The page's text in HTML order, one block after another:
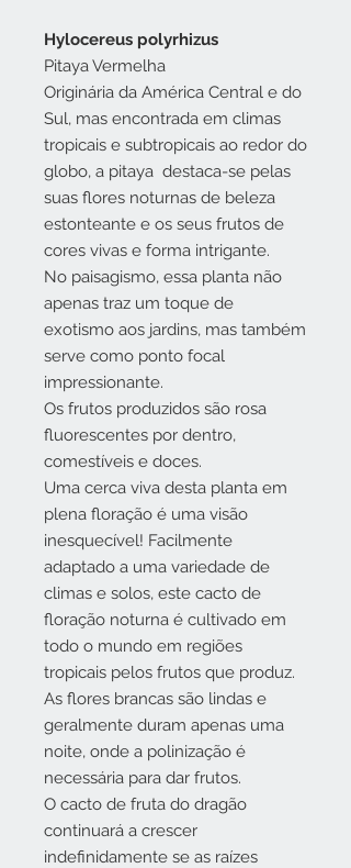
Hylocereus polyrhizus
Pitaya Vermelha
Originária da América Central e do
Sul, mas encontrada em climas
tropicais e subtropicais ao redor do
globo, a pitaya destaca-se pelas
suas flores noturnas de beleza
estonteante e os seus frutos de
cores vivas e forma intrigante.
No paisagismo, essa planta não
apenas traz um toque de
exotismo aos jardins, mas também
serve como ponto focal
impressionante.
Os frutos produzidos são rosa
fluorescentes por dentro,
comestíveis e doces.
Uma cerca viva desta planta em
plena floração é uma visão
inesquecível! Facilmente
adaptado a uma variedade de
climas e solos, este cacto de
floração noturna é cultivado em
todo o mundo em regiões
tropicais pelos frutos que produz.
As flores brancas são lindas e
geralmente duram apenas uma
noite, onde a polinização é
necessária para dar frutos.
O cacto de fruta do dragão
continuará a crescer
indefinidamente se as raízes